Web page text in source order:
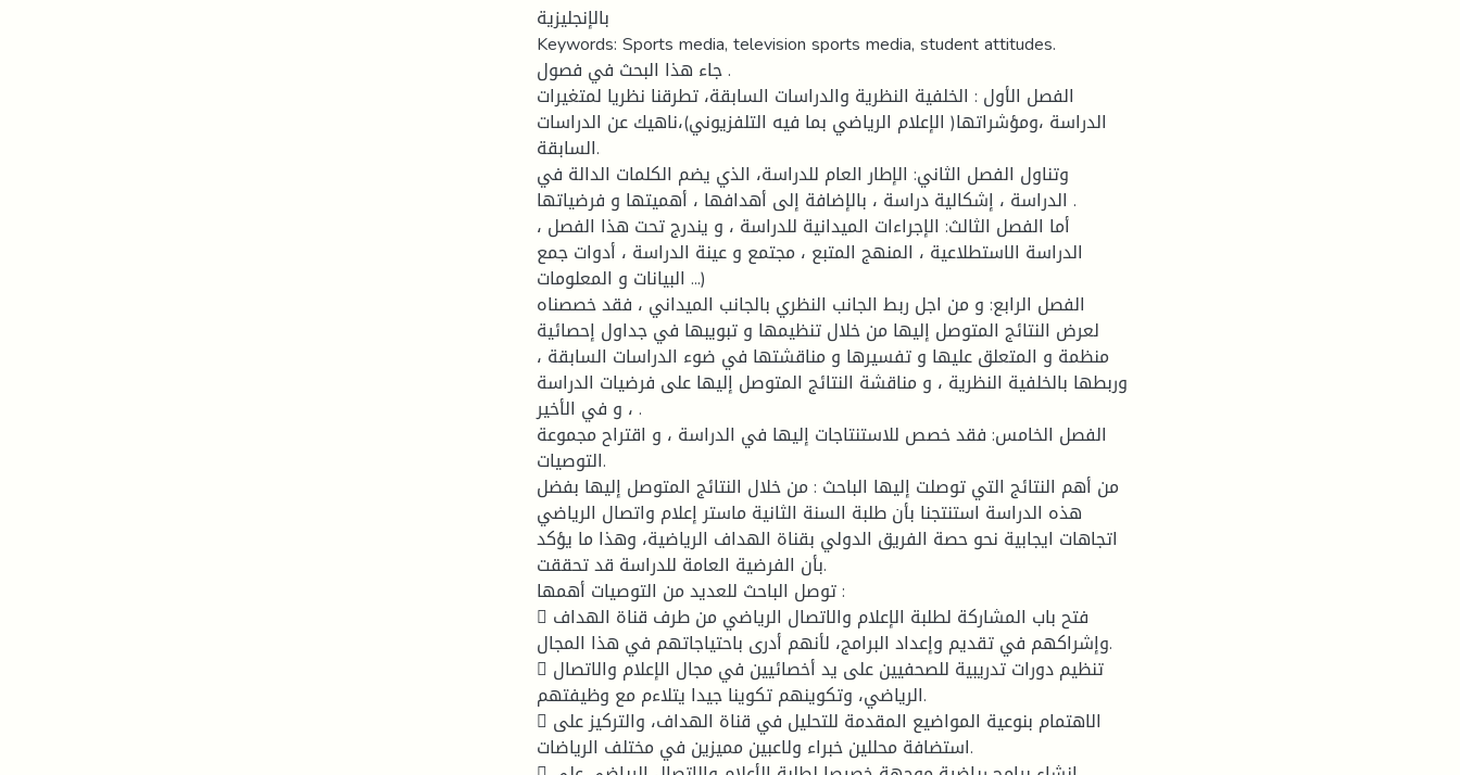
بالإنجليزية
Keywords: Sports media, television sports media, student attitudes.
جاء هذا البحث في فصول .
الفصل الأول : الخلفية النظرية والدراسات السابقة، تطرقنا نظريا لمتغيرات
الدراسة ،ومؤشراتها( الإعلام الرياضي بما فيه التلفزيوني)،ناهيك عن الدراسات
السابقة.
وتناول الفصل الثاني: الإطار العام للدراسة، الذي يضم الكلمات الدالة في
الدراسة ، إشكالية دراسة ، بالإضافة إلى أهدافها ، أهميتها و فرضياتها .
أما الفصل الثالث: الإجراءات الميدانية للدراسة ، و يندرج تحت هذا الفصل ،
الدراسة الاستطلاعية ، المنهج المتبع ، مجتمع و عينة الدراسة ، أدوات جمع
البيانات و المعلومات ...)
الفصل الرابع: و من اجل ربط الجانب النظري بالجانب الميداني ، فقد خصصناه
لعرض النتائج المتوصل إليها من خلال تنظيمها و تبويبها في جداول إحصائية
منظمة و المتعلق عليها و تفسيرها و مناقشتها في ضوء الدراسات السابقة ،
وربطها بالخلفية النظرية ، و مناقشة النتائج المتوصل إليها على فرضيات الدراسة
، و في الأخير .
الفصل الخامس: فقد خصص للاستنتاجات إليها في الدراسة ، و اقتراح مجموعة
التوصيات.
من أهم النتائج التي توصلت إليها الباحث : من خلال النتائج المتوصل إليها بفضل
هذه الدراسة استنتجنا بأن طلبة السنة الثانية ماستر إعلام واتصال الرياضي
اتجاهات ايجابية نحو حصة الفريق الدولي بقناة الهداف الرياضية، وهذا ما يؤكد
بأن الفرضية العامة للدراسة قد تحققت.
توصل الباحث للعديد من التوصيات أهمها :
 فتح باب المشاركة لطلبة الإعلام والاتصال الرياضي من طرف قناة الهداف
وإشراكهم في تقديم وإعداد البرامج، لأنهم أدرى باحتياجاتهم في هذا المجال.
 تنظيم دورات تدريبية للصحفيين على يد أخصائيين في مجال الإعلام والاتصال
الرياضي، وتكوينهم تكوينا جيدا يتلاءم مع وظيفتهم.
 الاهتمام بنوعية المواضيع المقدمة للتحليل في قناة الهداف، والتركيز على
استضافة محللين خبراء ولاعبين مميزين في مختلف الرياضات.